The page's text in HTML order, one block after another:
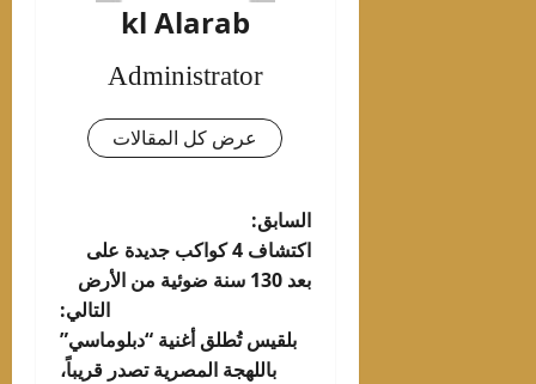
kl Alarab
Administrator
عرض كل المقالات
تصفّح
المقالات
السابق:
اكتشاف 4 كواكب جديدة على
التالي:
بلقيس تُطلق أغنية “دبلوماسي”
باللهجة المصرية تصدر قريباً،